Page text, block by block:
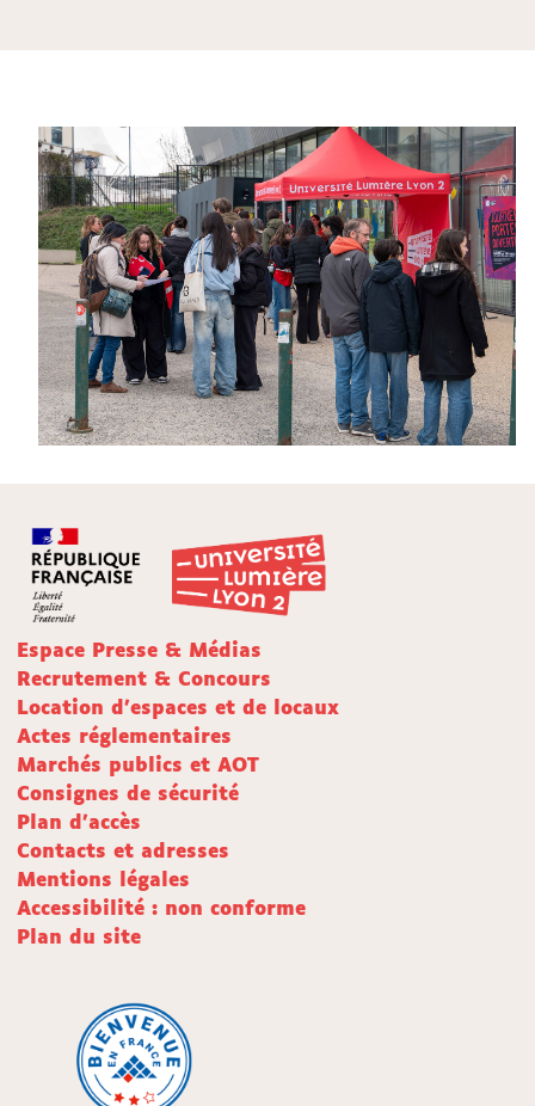
Espace Presse & Médias
Recrutement & Concours
Location d'espaces et de locaux
Actes réglementaires
Marchés publics et AOT
Consignes de sécurité
Plan d'accès
Contacts et adresses
Mentions légales
Accessibilité : non conforme
Plan du site